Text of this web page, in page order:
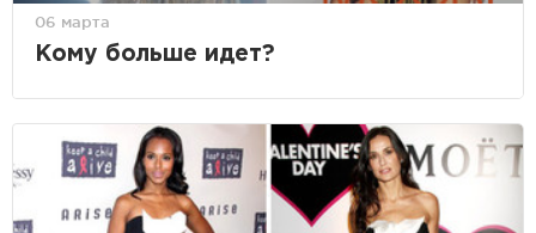
06 марта
Кому больше идет?